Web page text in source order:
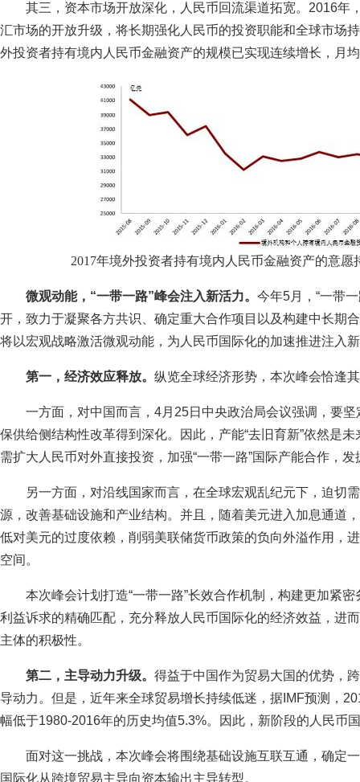
其三，资本市场开放深化，人民币回流渠道拓宽。2016年
汇市场的开放升级，将长期强化人民币的投资职能和全球市场
外投资者持有境内人民币金融资产的规模已实现连续增长，月
2017年境外投资者持有境内人民币金融资产的意愿
微观动能，“一带一路”峰会注入新活力。 今年5月，“一带
开，致力于凝聚各方共识、确定重大合作项目以及构建中长期
将以宏观战略激活微观动能，为人民币国际化的加速推进注入
第一，经济效应释放。 纵览全球经济形势，本次峰会恰逢
一方面，对中国而言，4月25日中央政治局会议强调，要
保供给侧结构性改革得到深化。因此，产能“去旧育新”依然是
需扩大人民币对外直接投资，加强“一带一路”国际产能合作，
另一方面，对沿线国家而言，在全球宏观乱纪元下，迫切
源，改善基础设施和产业结构。并且，随着美元进入加息通道
低对美元的过度依赖，削弱美联储货币政策的负向外溢作用，
空间。
本次峰会计划打造“一带一路”长效合作机制，构建更加紧
利益诉求的精确匹配，充分释放人民币国际化的经济效益，进
主体的积极性。
第二，主导动力升级。 得益于中国作为贸易大国的优势，
导动力。但是，近年来全球贸易增长持续低迷，据IMF预测，
幅低于1980-2016年的历史均值5.3%。因此，新阶段的人民币
面对这一挑战，本次峰会将围绕基础设施互联互通，确定
国际化从跨境贸易主导向资本输出主导转型。